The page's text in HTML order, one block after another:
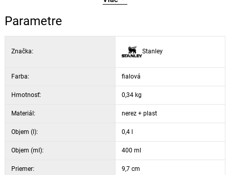
Parametre
Značka: Stanley
Farba: fialová
Hmotnosť: 0,34 kg
Materiál: nerez + plast
Objem (l): 0,4 l
Objem (ml): 400 ml
Priemer: 9,7 cm